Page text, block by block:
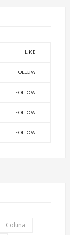
LIKE
FOLLOW
FOLLOW
FOLLOW
FOLLOW
Coluna